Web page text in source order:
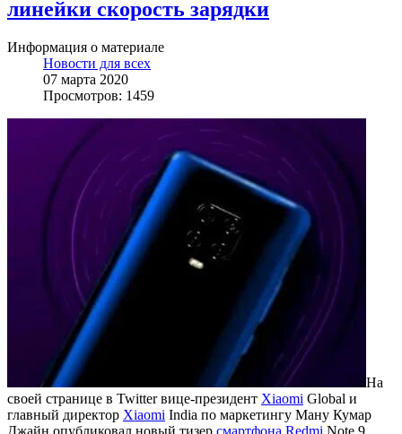
линейки скорость зарядки
Информация о материале
Новости для всех
07 марта 2020
Просмотров: 1459
На
своей странице в Twitter вице-президент Xiaomi Global и
главный директор Xiaomi India по маркетингу Ману Кумар
Джайн опубликовал новый тизер смартфона Redmi Note 9.